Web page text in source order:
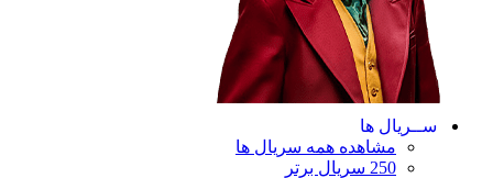
ســریال ها
مشاهده همه سریال ها
250 سریال برتر